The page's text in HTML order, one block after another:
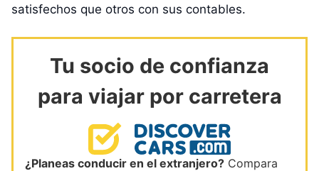
satisfechos que otros con sus contables.
Tu socio de confianza
para viajar por carretera
¿Planeas conducir en el extranjero? Compara